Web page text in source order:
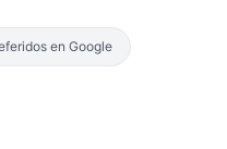
en Google